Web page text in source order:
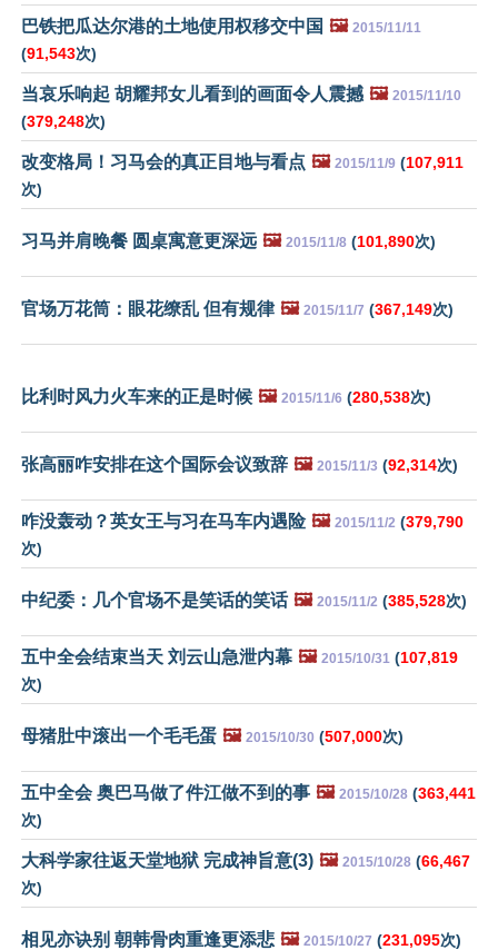
巴铁把瓜达尔港的土地使用权移交中国 🖼️ 2015/11/11
(91,543次)
当哀乐响起 胡耀邦女儿看到的画面令人震撼 🖼️ 2015/11/10
(379,248次)
改变格局！习马会的真正目地与看点 🖼️ 2015/11/9 (107,911
次)
习马并肩晚餐 圆桌寓意更深远 🖼️ 2015/11/8 (101,890次)
官场万花筒：眼花缭乱 但有规律 🖼️ 2015/11/7 (367,149次)
比利时风力火车来的正是时候 🖼️ 2015/11/6 (280,538次)
张高丽咋安排在这个国际会议致辞 🖼️ 2015/11/3 (92,314次)
咋没轰动？英女王与习在马车内遇险 🖼️ 2015/11/2 (379,790
次)
中纪委：几个官场不是笑话的笑话 🖼️ 2015/11/2 (385,528次)
五中全会结束当天 刘云山急泄内幕 🖼️ 2015/10/31 (107,819
次)
母猪肚中滚出一个毛毛蛋 🖼️ 2015/10/30 (507,000次)
五中全会 奥巴马做了件江做不到的事 🖼️ 2015/10/28 (363,441
次)
大科学家往返天堂地狱 完成神旨意(3) 🖼️ 2015/10/28 (66,467
次)
相见亦诀别 朝韩骨肉重逢更添悲 🖼️ 2015/10/27 (231,095次)